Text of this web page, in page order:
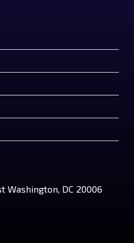
Washington, DC 20006